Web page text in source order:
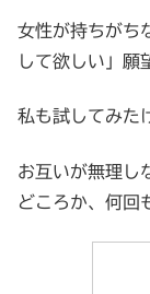
女性が持ちがち
して欲しい」願
私も試してみた
お互いが無理し
どころか、何回